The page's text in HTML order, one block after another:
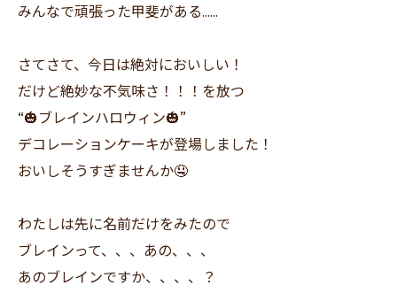
みんなで頑張った甲斐がある……
さてさて、今日は絶対においしい！
だけど絶妙な不気味さ！！！を放つ
“🎃ブレインハロウィン🎃”
デコレーションケーキが登場しました！
おいしそうすぎませんか🤤
わたしは先に名前だけをみたので
ブレインって、、、あの、、、
あのブレインですか、、、、？